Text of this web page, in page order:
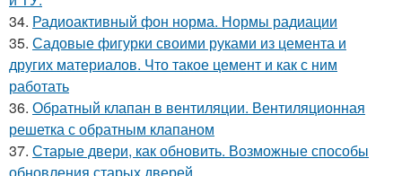
34. Радиоактивный фон норма. Нормы радиации
35. Садовые фигурки своими руками из цемента и
других материалов. Что такое цемент и как с ним
работать
36. Обратный клапан в вентиляции. Вентиляционная
решетка с обратным клапаном
37. Старые двери, как обновить. Возможные способы